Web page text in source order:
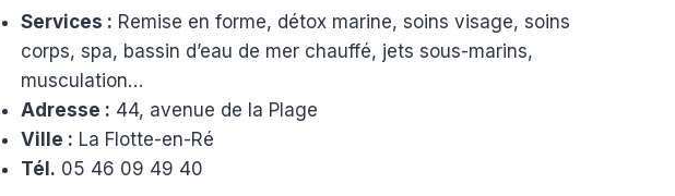
Services : Remise en forme, détox marine, soins visage, soins
corps, spa, bassin d’eau de mer chauffé, jets sous-marins,
musculation…
Adresse : 44, avenue de la Plage
Ville : La Flotte-en-Ré
Tél. 05 46 09 49 40